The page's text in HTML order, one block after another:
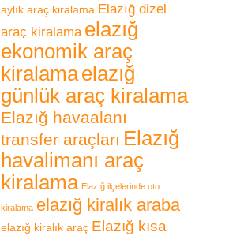
aylık araç kiralama Elazığ dizel
araç kiralama elazığ
ekonomik araç
kiralamaelazığ
günlük araç kiralama
Elazığ havaalanı
transfer araçları Elazığ
havalimanı araç
kiralama Elazığ ilçelerinde oto
kiralama elazığ kiralık araba
elazığ kiralık araç Elazığ kısa